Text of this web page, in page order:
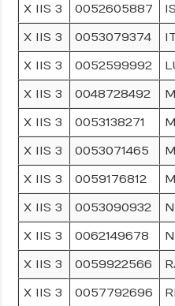
X IIS 3
0052605887
X IIS 3
0053079374
X IIS 3
0052599992
X IIS 3
0048728492
X IIS 3
0053138271
X IIS 3
0053071465
X IIS 3
0059176812
X IIS 3
0053090932
X IIS 3
0062149678
X IIS 3
0059922566
X IIS 3
0057792696